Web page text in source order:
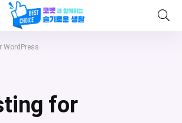
WordPress
for